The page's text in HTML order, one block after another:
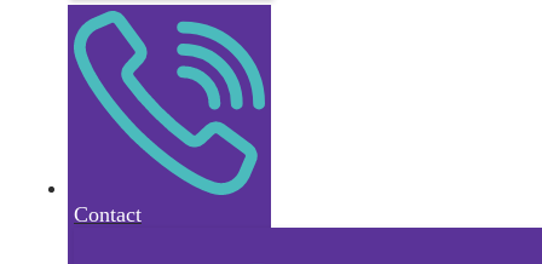
Contact